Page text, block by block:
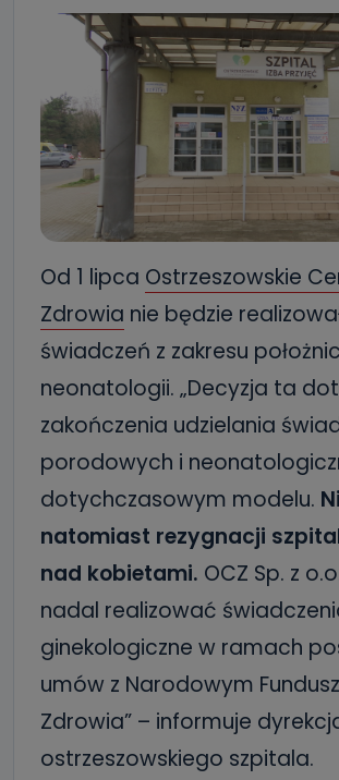
Od 1 lipca Ostrzeszowskie
Zdrowia nie będzie
świadczeń z zakresu
neonatologii. „Decyzja ta
zakończenia udzielania
porodowych i
dotychczasowym modelu.
natomiast rezygnacji
nad kobietami. OCZ Sp. z
nadal realizować
ginekologiczne w ramach
umów z Narodowym
Zdrowia” – informuje
ostrzeszowskiego szpitala.